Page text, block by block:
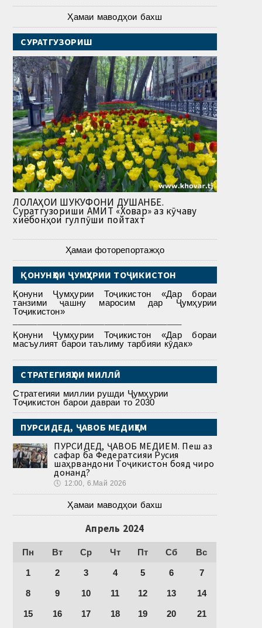
Ҳамаи маводҳои бахш
СУРАТГУЗОРИШ
ЛОЛАҲОИ ШУКУФОНИ ДУШАНБЕ.
Суратгузориши АМИТ «Ховар» аз кӯчаву
хиёбонҳои гулпӯши пойтахт
Ҳамаи фоторепортажҳо
ҚОНУНҲОИ ҶУМҲУРИИ ТОҶИКИСТОН
Қонуни Ҷумҳурии Тоҷикистон «Дар бораи
танзими ҷашну маросим дар Ҷумҳурии
Тоҷикистон»
Қонуни Ҷумҳурии Тоҷикистон «Дар бораи
масъулият барои таълиму тарбияи кӯдак»
СТРАТЕГИЯҲОИ МИЛЛӢ
Стратегияи миллии рушди Ҷумҳурии
Тоҷикистон барои давраи то 2030
ПУРСИДЕД, ҶАВОБ МЕДИҲЕМ
ПУРСИДЕД, ҶАВОБ МЕДИҲЕМ. Пеш аз
сафар ба Федератсияи Русия
шаҳрвандони Тоҷикистон бояд чиро
донанд?
🕔 12:00, 6.Май 2026
Ҳамаи маводҳои бахш
Апрель 2024
Пн Вт Ср Чт Пт Сб Вс
1 2 3 4 5 6 7
8 9 10 11 12 13 14
15 16 17 18 19 20 21